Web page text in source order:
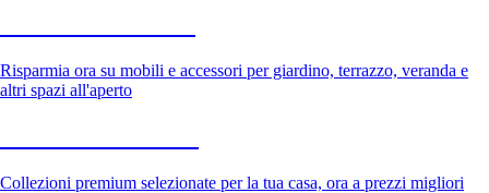
Risparmia ora su mobili e accessori per giardino, terrazzo, veranda e
altri spazi all'aperto
Collezioni premium selezionate per la tua casa, ora a prezzi migliori